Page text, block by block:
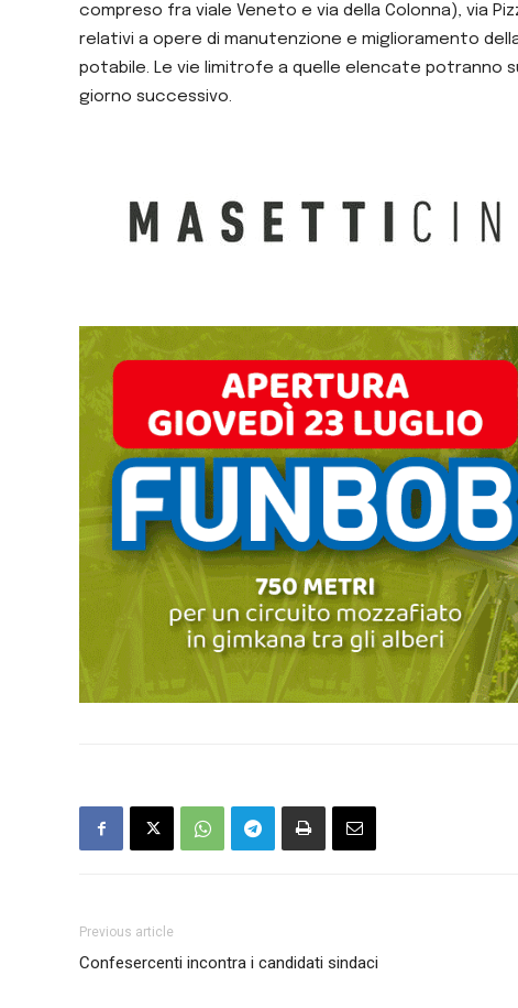
compreso fra viale Veneto e via della Colonna), via
relativi a opere di manutenzione e miglioramento
potabile. Le vie limitrofe a quelle elencate potranno
giorno successivo.
Previous article
Confesercenti incontra i candidati sindaci